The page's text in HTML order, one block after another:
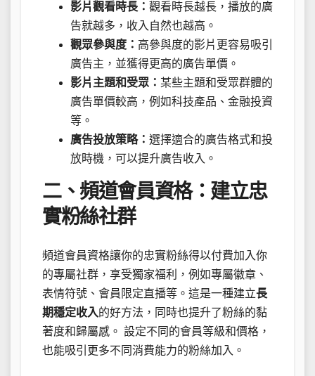
影片觀看時長： 觀看時長越長，播放的廣
告就越多，收入自然也越高。
觀眾參與度： 高參與度的影片更容易吸引
廣告主，並獲得更高的廣告單價。
影片主題和受眾： 某些主題和受眾群體的
廣告單價較高，例如科技產品、金融投資
等。
廣告投放策略： 選擇適合的廣告格式和投
放時機，可以提升廣告收入。
二、頻道會員資格：建立忠
實粉絲社群
頻道會員資格讓你的忠實粉絲得以付費加入你
的專屬社群，享受獨家福利，例如專屬徽章、
表情符號、會員限定直播等。這是一種建立長
期穩定收入的好方法，同時也提升了粉絲的黏
著度和歸屬感。 設定不同的會員等級和價格，
也能吸引更多不同消費能力的粉絲加入。